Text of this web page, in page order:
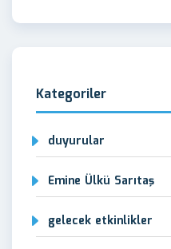
Kategoriler
duyurular
Emine Ülkü Sarıtaş
gelecek etkinlikler